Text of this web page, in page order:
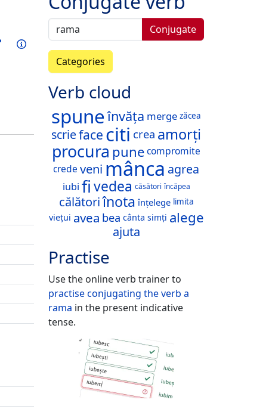
Train this verb
Info
Conjugate
Categories
Verb cloud
spuneînvăța merge zăcea
scrieface citi crea amorți
procura punecompromite
crede veni mânca agrea
iubi fivedea căsători încăpea
călătoriînota înțelege limita
viețui avea bea cânta simți alege
ajuta
Practise
Use the online verb trainer to
practise conjugating the verb a
rama in the present indicative
tense.